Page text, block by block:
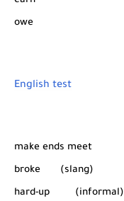
owe
English test
make ends meet
broke (slang)
hard-up (informal)